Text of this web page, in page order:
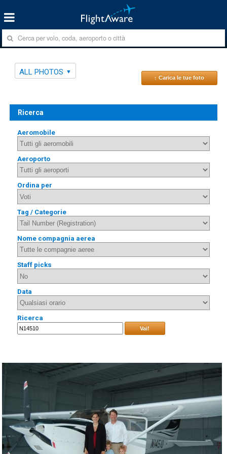
ALL PHOTOS
↑ Carica le tue foto
Ricerca
Aeromobile
Aeroporto
Ordina per
Tag / Categorie
Nome compagnia aerea
Staff picks
Data
Ricerca
Vai!